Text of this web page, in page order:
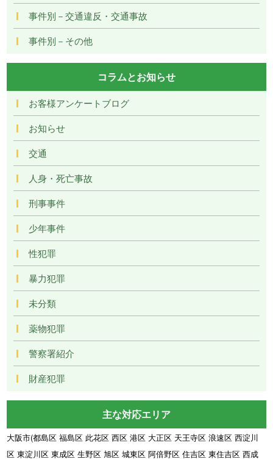
事件別－交通違反・交通事故
事件別－その他
コラムとお知らせ
お客様アンケートブログ
お知らせ
交通
人身・死亡事故
刑事事件
少年事件
性犯罪
暴力犯罪
未分類
薬物犯罪
警察署紹介
財産犯罪
主な対応エリア
大阪市(都島区 福島区 此花区 西区 港区 大正区 天王寺区 浪速区 西淀川
区 東淀川区 東成区 生野区 旭区 城東区 阿倍野区 住吉区 東住吉区 西成